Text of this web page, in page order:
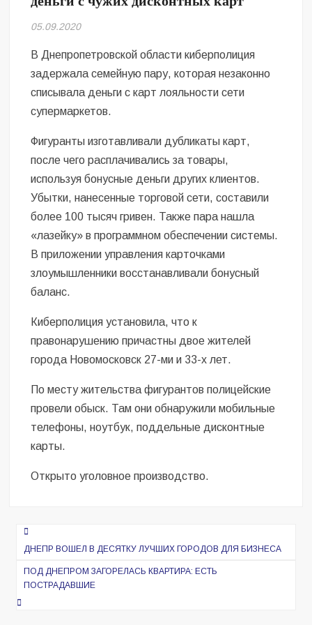
Безугла закликає валити Сирського
сучасну моду
Командувач ВМС Неїжпапа закликав не дестабілізувати ситуацію
навколо керівництва армії
05.09.2020
В Днепропетровской области киберполиция
задержала семейную пару, которая незаконно
списывала деньги с карт лояльности сети
супермаркетов.
Фигуранты изготавливали дубликаты карт,
после чего расплачивались за товары,
используя бонусные деньги других клиентов.
Убытки, нанесенные торговой сети, составили
более 100 тысяч гривен. Также пара нашла
«лазейку» в программном обеспечении системы.
В приложении управления карточками
злоумышленники восстанавливали бонусный
баланс.
Киберполиция установила, что к
правонарушению причастны двое жителей
города Новомосковск 27-ми и 33-х лет.
По месту жительства фигурантов полицейские
провели обыск. Там они обнаружили мобильные
телефоны, ноутбук, поддельные дисконтные
карты.
Открыто уголовное производство.
Навигация
по
записям
ДНЕПР ВОШЕЛ В ДЕСЯТКУ ЛУЧШИХ ГОРОДОВ ДЛЯ БИЗНЕСА
ПОД ДНЕПРОМ ЗАГОРЕЛАСЬ КВАРТИРА: ЕСТЬ
ПОСТРАДАВШИЕ